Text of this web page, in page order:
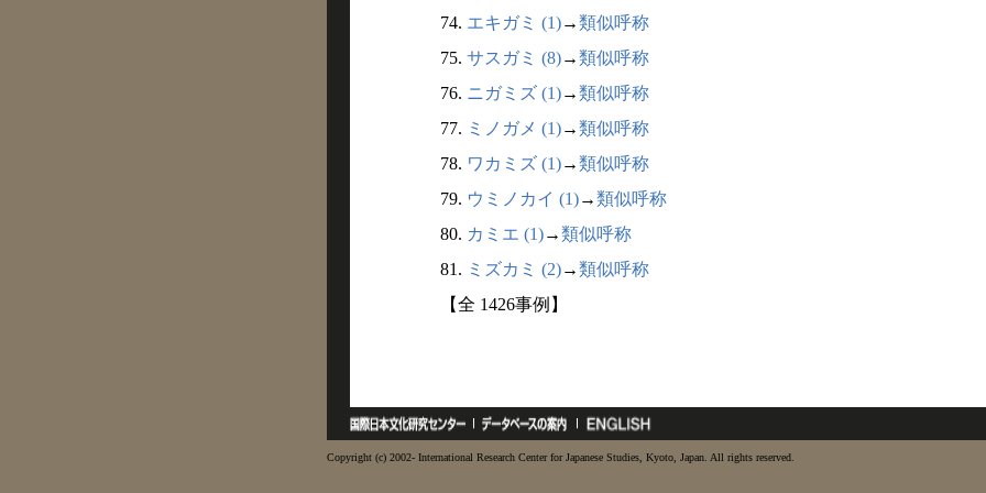
74. エキガミ (1)→類似呼称
75. サスガミ (8)→類似呼称
76. ニガミズ (1)→類似呼称
77. ミノガメ (1)→類似呼称
78. ワカミズ (1)→類似呼称
79. ウミノカイ (1)→類似呼称
80. カミエ (1)→類似呼称
81. ミズカミ (2)→類似呼称
【全 1426事例】
Copyright (c) 2002- International Research Center for Japanese Studies, Kyoto, Japan. All rights reserved.